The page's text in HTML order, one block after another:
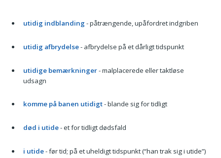
utidig indblanding - påtrængende, upåfordret indgriben
utidig afbrydelse- afbrydelse på et dårligt tidspunkt
utidige bemærkninger- malplacerede eller taktløse
udsagn
komme på banen utidigt- blande sig for tidligt
død i utide- et for tidligt dødsfald
i utide- før tid; på et uheldigt tidspunkt (“han trak sig i utide”)